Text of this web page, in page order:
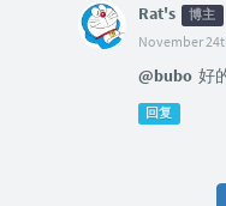
Rat's 博主
November
@bubo 好
回复